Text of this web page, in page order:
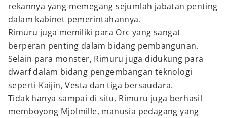
rekannya yang memegang sejumlah jabatan penting
dalam kabinet pemerintahannya.
Rimuru juga memiliki para Orc yang sangat
berperan penting dalam bidang pembangunan.
Selain para monster, Rimuru juga didukung para
dwarf dalam bidang pengembangan teknologi
seperti Kaijin, Vesta dan tiga bersaudara.
Tidak hanya sampai di situ, Rimuru juga berhasil
memboyong Mjolmille, manusia pedagang yang